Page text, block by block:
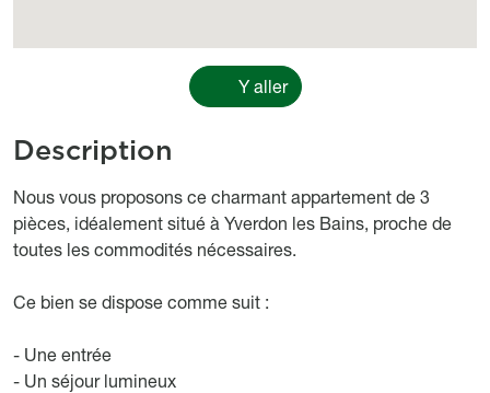
Y aller
Description
Object description
Nous vous proposons ce charmant appartement de 3
pièces, idéalement situé à Yverdon les Bains, proche de
toutes les commodités nécessaires.
Ce bien se dispose comme suit :
- Une entrée
- Un séjour lumineux